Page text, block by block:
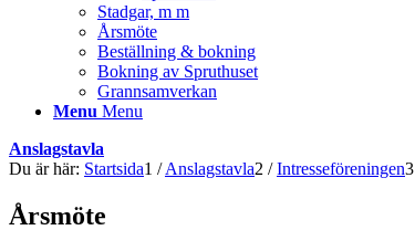
Stadgar, m m
Årsmöte
Beställning & bokning
Bokning av Spruthuset
Grannsamverkan
Menu Menu
Anslagstavla
Du är här: Startsida1 / Anslagstavla2 / Intresseföreningen3
Årsmöte